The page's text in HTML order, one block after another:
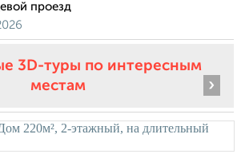
проезд
3D-туры по интересным
местам
›